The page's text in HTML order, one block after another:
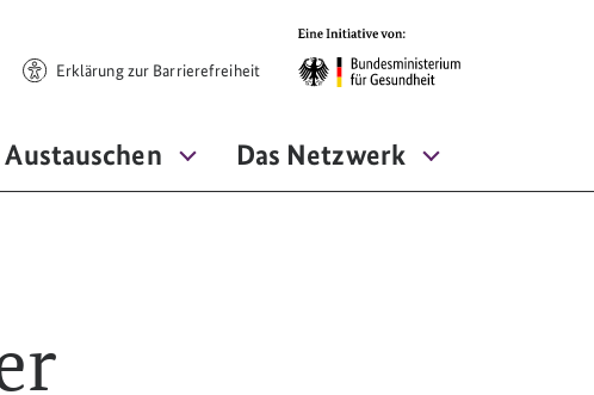
Erklärung zur Barrierefreiheit
Austauschen Das Netzwerk